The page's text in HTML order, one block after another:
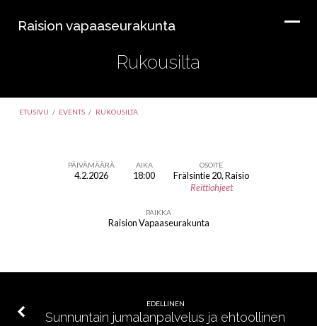
Raision vapaaseurakunta
Rukousilta
ETUSIVU / EVENTS / RUKOUSILTA
PÄIVÄMÄÄRÄ
4.2.2026
AIKA
18:00
OSOITE
Frälsintie 20, Raisio
Reittiohjeet
PAIKKA
Raision Vapaaseurakunta
EDELLINEN
Sunnuntain jumalanpalvelus ja ehtoollinen